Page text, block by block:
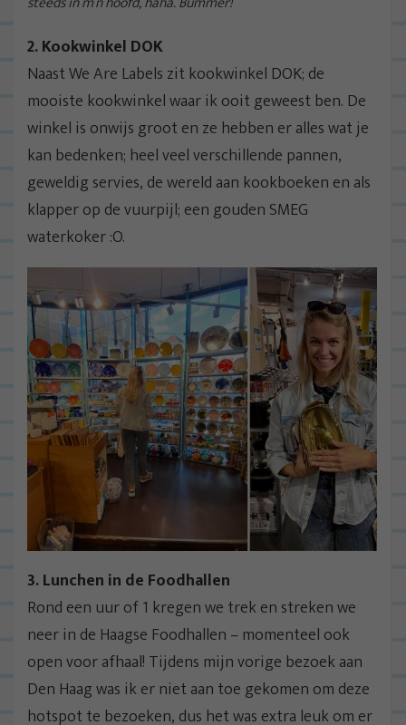
2. Kookwinkel DOK
Naast We Are Labels zit kookwinkel DOK; de
mooiste kookwinkel waar ik ooit geweest ben. De
winkel is onwijs groot en ze hebben er alles wat je
kan bedenken; heel veel verschillende pannen,
geweldig servies, de wereld aan kookboeken en als
klapper op de vuurpijl; een gouden SMEG
waterkoker :O.
3. Lunchen in de Foodhallen
Rond een uur of 1 kregen we trek en streken we
neer in de Haagse Foodhallen – momenteel ook
open voor afhaal! Tijdens mijn vorige bezoek aan
Den Haag was ik er niet aan toe gekomen om deze
hotspot te bezoeken, dus het was extra leuk om er